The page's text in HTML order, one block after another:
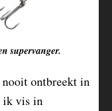
supervanger.
ontbreekt in
ik vis in